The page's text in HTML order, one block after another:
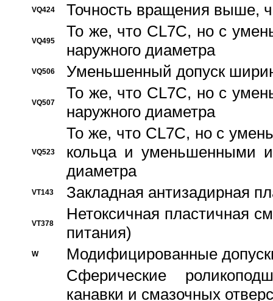
VQ424 Точность вращения выше,
VQ495
То же, что CL7C, но с
наружного диаметра
VQ506 Уменьшенный допуск
VQ507
То же, что CL7C, но с
наружного диаметра
VQ523
То же, что CL7C, но с
кольца и уменьшенными
диаметра
VT143 Закладная антизадирная
VT378
Нетоксичная пластичная
питания)
W
Модифицированные
Сферические
канавки и смазочных